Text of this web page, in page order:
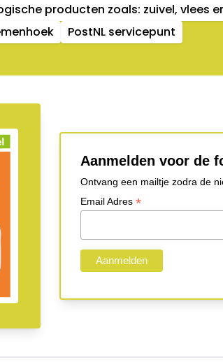
producten zoals: zuivel, vlees
PostNL servicepunt
Aanmelden voor de
Ontvang een mailtje zodra de
Email Adres *